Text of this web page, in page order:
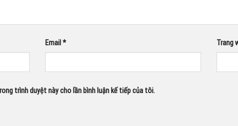
Email* Trang
trình duyệt này cho lần bình luận kế tiếp của tôi.